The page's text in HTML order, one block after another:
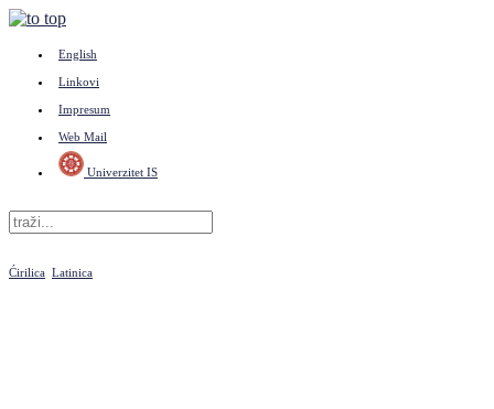
English
Linkovi
Impresum
Web Mail
Univerzitet IS
Ćirilica Latinica